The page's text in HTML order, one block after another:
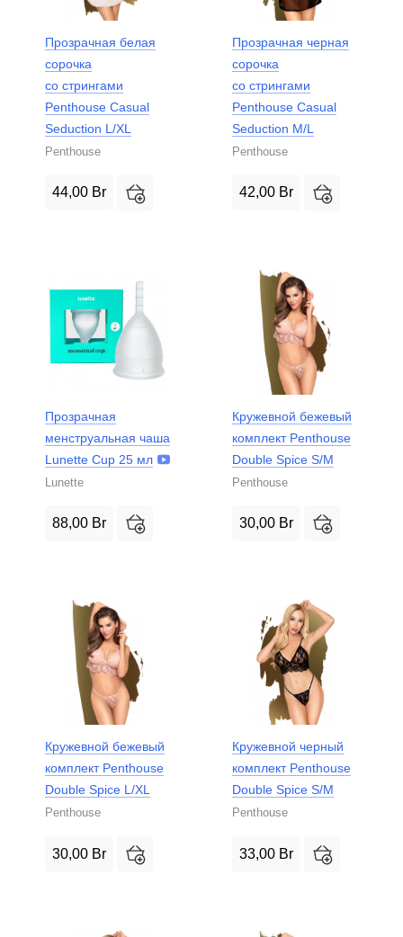
Прозрачная белая
сорочка
со стрингами
Penthouse Casual
Seduction L/XL
Penthouse
44,00 Br
Прозрачная черная
сорочка
со стрингами
Penthouse Casual
Seduction M/L
Penthouse
42,00 Br
Прозрачная
менструальная чаша
Lunette Cup 25 мл
Lunette
88,00 Br
Кружевной бежевый
комплект Penthouse
Double Spice S/M
Penthouse
30,00 Br
Кружевной бежевый
комплект Penthouse
Double Spice L/XL
Penthouse
30,00 Br
Кружевной черный
комплект Penthouse
Double Spice S/M
Penthouse
33,00 Br